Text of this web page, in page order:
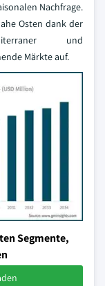
Nachfrage.
Osten dank der
und
Märkte auf.
Segmente,